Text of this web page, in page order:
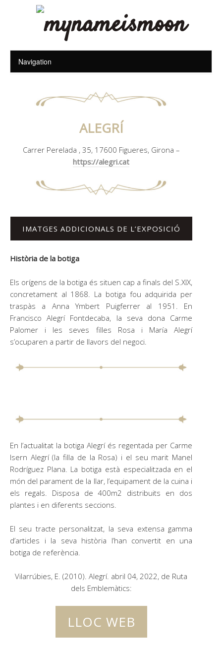
ALEGRÍ
Carrer Perelada , 35, 17600 Figueres, Girona –
https://alegri.cat
IMATGES ADDICIONALS DE L’EXPOSICIÓ
Història de la botiga
Els orígens de la botiga és situen cap a finals del S.XlX,
concretament al 1868. La botiga fou adquirida per
traspàs a Anna Ymbert Puigferrer al 1951. En
Francisco Alegrí Fontdecaba, la seva dona Carme
Palomer i les seves filles Rosa i María Alegrí
s’ocuparen a partir de llavors del negoci.
En l’actualitat la botiga Alegrí és regentada per Carme
Isern Alegrí (la filla de la Rosa) i el seu marit Manel
Rodríguez Plana. La botiga està especialitzada en el
món del parament de la llar, l’equipament de la cuina i
els regals. Disposa de 400m2 distribuits en dos
plantes i en diferents seccions.
El seu tracte personalitzat, la seva extensa gamma
d’articles i la seva història l’han convertit en una
botiga de referència.
Vilarrúbies, E. (2010). Alegrí. abril 04, 2022, de Ruta
dels Emblemàtics:
LLOC WEB